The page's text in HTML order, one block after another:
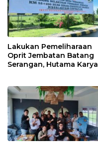
Lakukan Pemeliharaan
Oprit Jembatan Batang
Serangan, Hutama Karya